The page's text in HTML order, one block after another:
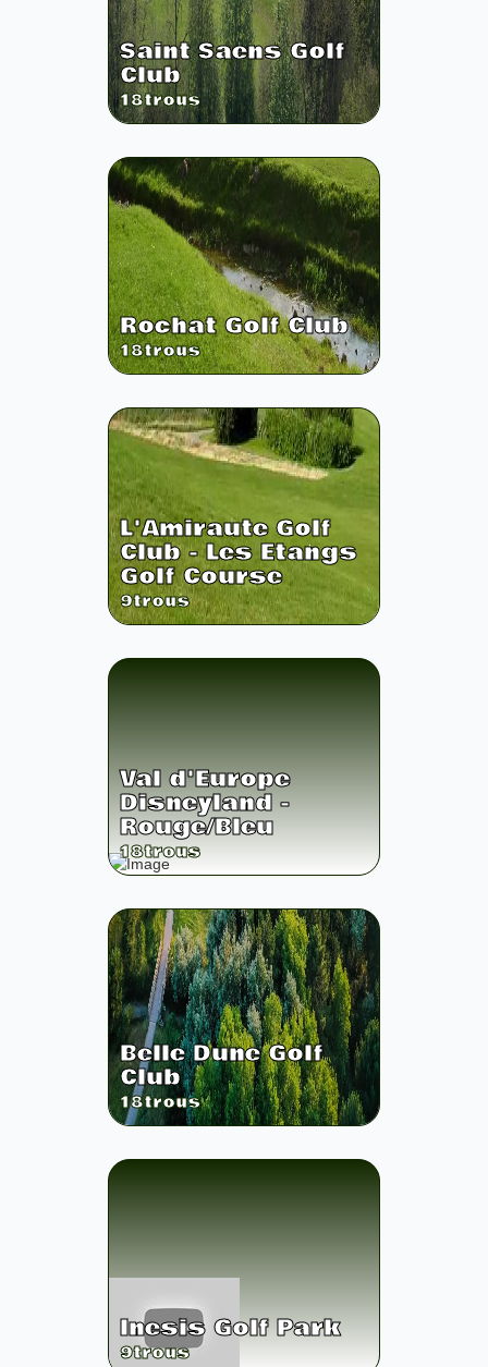
Saint Saens Golf
Club
18trous
Rochat Golf Club
18trous
L'Amiraute Golf
Club - Les Etangs
Golf Course
9trous
Val d'Europe
Disneyland -
Rouge/Bleu
18trous
Belle Dune Golf
Club
18trous
Inesis Golf Park
9trous